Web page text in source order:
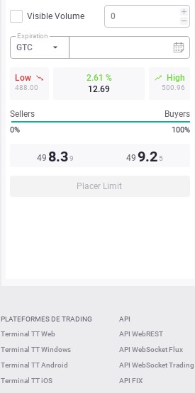
0.95 %
-0.01 %
-0.19 %
0.05 %
-0.69 %
0.08 %
Visible Volume
Expiration
GTC
Low
488.00
2.61 %
12.69
High
500.96
Sellers Buyers
0% 100%
49 8.39 49 9.2 5
Placer Limit
PLATEFORMES DE TRADING
Terminal TT Web
Terminal TT Windows
Terminal TT Android
Terminal TT iOS
API
API WebREST
API WebSocket Flux
API WebSocket Trading
API FIX